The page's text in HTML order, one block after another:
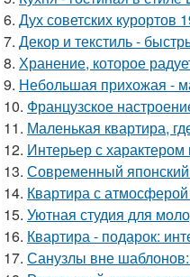
6. Дух советских курортов
7. Декор и текстиль -
8. Хранение, которое
9. Небольшая прихожая -
10. Французское
11. Маленькая квартира,
12. Интерьер с
13. Современный
14. Квартира с
15. Уютная студия для
16. Квартира - подарок:
17. Санузлы вне шаблонов: